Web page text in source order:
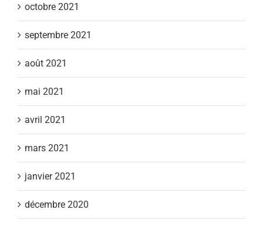
octobre 2021
septembre 2021
août 2021
mai 2021
avril 2021
mars 2021
janvier 2021
décembre 2020